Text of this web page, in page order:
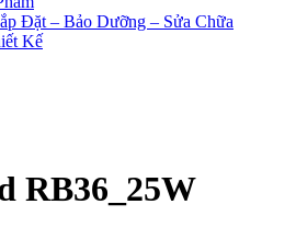
Đặt – Bảo Dưỡng – Sửa Chữa
Kế
RB36_25W